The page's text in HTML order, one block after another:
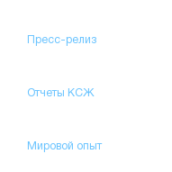
Пресс-релиз
Отчеты КСЖ
Мировой опыт